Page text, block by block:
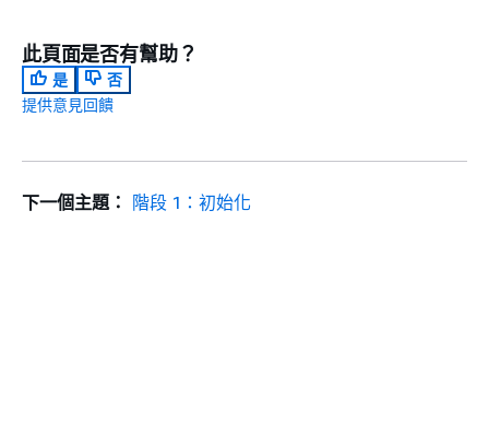
此頁面是否有幫助？
是
否
提供意見回饋
下一個主題： 階段 1：初始化